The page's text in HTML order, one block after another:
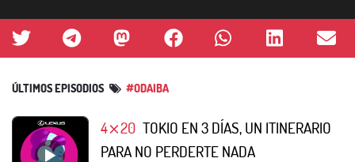
ÚLTIMOS EPISODIOS #ODAIBA
4⨯20 TOKIO EN 3 DÍAS, UN ITINERARIO
PARA NO PERDERTE NADA